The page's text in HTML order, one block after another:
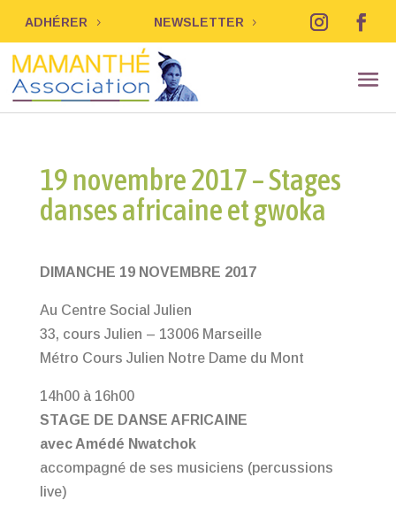
ADHÉRER NEWSLETTER
19 novembre 2017 – Stages
danses africaine et gwoka
DIMANCHE 19 NOVEMBRE 2017
Au Centre Social Julien
33, cours Julien – 13006 Marseille
Métro Cours Julien Notre Dame du Mont
14h00 à 16h00
STAGE DE DANSE AFRICAINE
avec Amédé Nwatchok
accompagné de ses musiciens (percussions
live)